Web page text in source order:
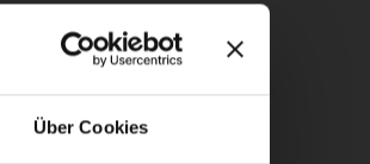
Über Cookies